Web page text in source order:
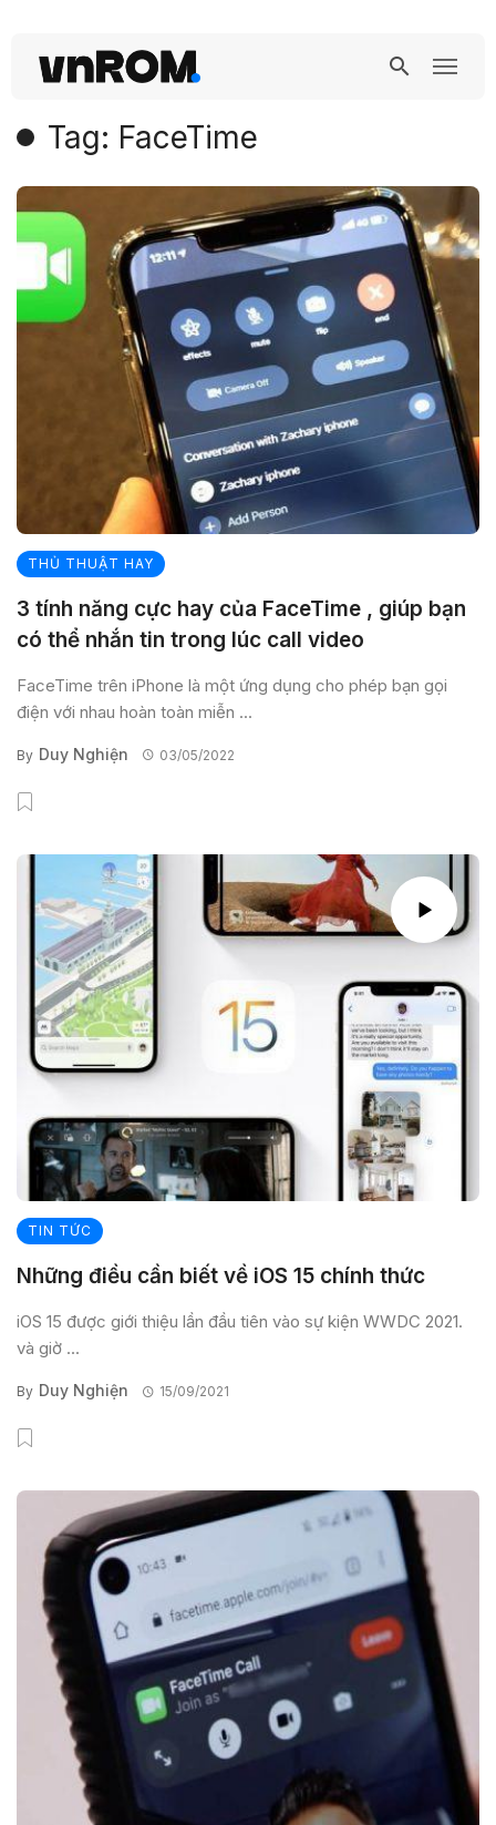
Tag: FaceTime
THỦ THUẬT HAY
3 tính năng cực hay của FaceTime , giúp bạn
có thể nhắn tin trong lúc call video
FaceTime trên iPhone là một ứng dụng cho phép bạn gọi
điện với nhau hoàn toàn miễn ...
By Duy Nghiện 03/05/2022
TIN TỨC
Những điều cần biết về iOS 15 chính thức
iOS 15 được giới thiệu lần đầu tiên vào sự kiện WWDC 2021.
và giờ ...
By Duy Nghiện 15/09/2021